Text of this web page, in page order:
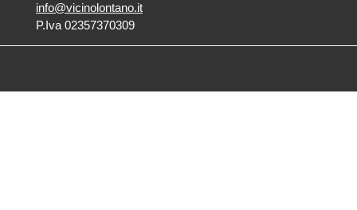
info@vicinolontano.it
P.Iva 02357370309